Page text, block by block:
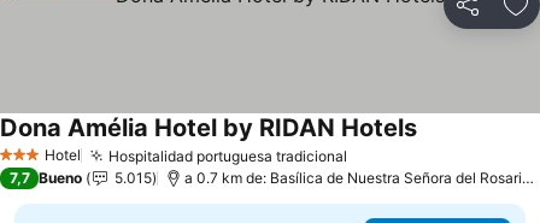
Compartir
3 Estrellas
Hotel Hospitalidad portuguesa tradicional
Dona Amélia Hotel by RIDAN HotelsVer precios
7,7 Bueno 5.015 a 0.7 km de: Basílica de Nuestra Señora del Rosario